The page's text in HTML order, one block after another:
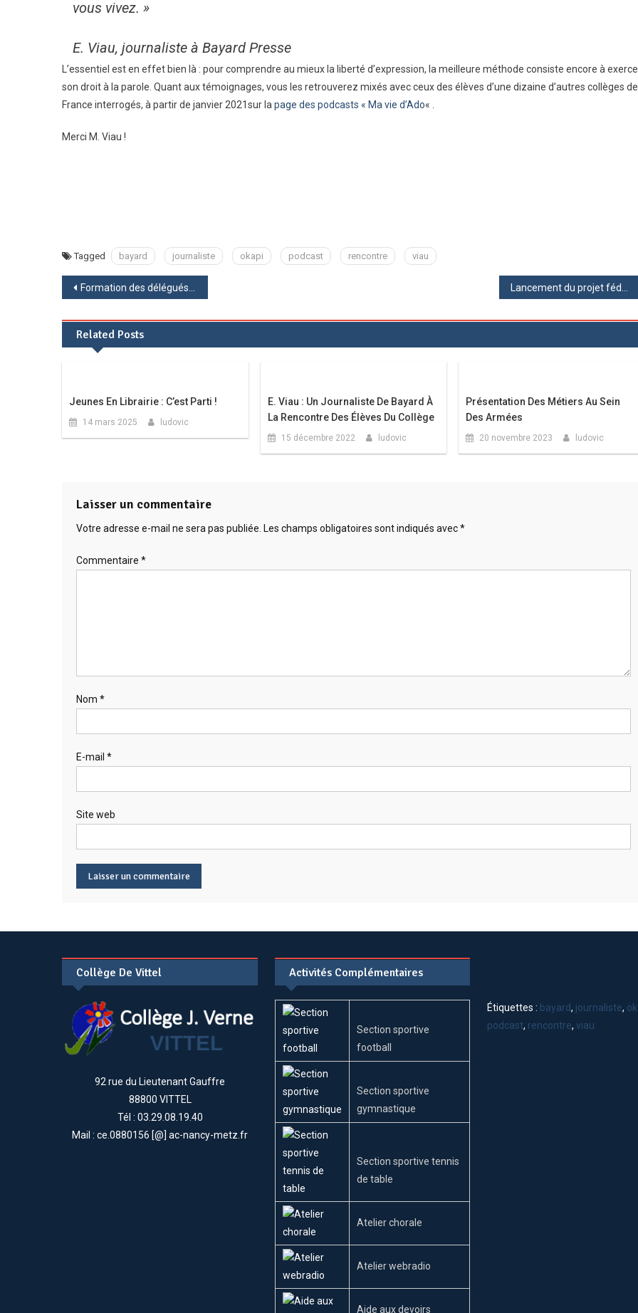
vous vivez. »
E. Viau, journaliste à Bayard Presse
L’essentiel est en effet bien là : pour comprendre au mieux la liberté d’expression, la meilleure méthode consiste encore à
son droit à la parole. Quant aux témoignages, vous les retrouverez mixés avec ceux des élèves d’une dizaine d’autres collèges de
France interrogés, à partir de janvier 2021sur la page des podcasts « Ma vie d’Ado« .
Merci M. Viau !
Tagged bayard journaliste okapi podcast rencontre viau
Navigation
de
l’article
Formation des délégués de classe à la mairie de Vittel
Related Posts
Jeunes En Librairie : C’est Parti !
14 mars 2025 ludovic
E. Viau : Un Journaliste De Bayard À
La Rencontre Des Élèves Du Collège
15 décembre 2022 ludovic
Présentation Des Métiers Au Sein
Des Armées
20 novembre 2023 ludovic
Laisser un commentaire
Votre adresse e-mail ne sera pas publiée. Les champs obligatoires sont indiqués avec*
Commentaire *
Nom *
E-mail *
Site web
Collège De Vittel
92 rue du Lieutenant Gauffre
88800 VITTEL
Tél : 03.29.08.19.40
Mail : ce.0880156 [@] ac-nancy-metz.fr
Activités Complémentaires
Section sportive
football
Section sportive
gymnastique
Section sportive tennis
de table
Atelier chorale
Atelier webradio
Aide aux devoirs
Étiquettes : bayard, journaliste,
podcast, rencontre,viau